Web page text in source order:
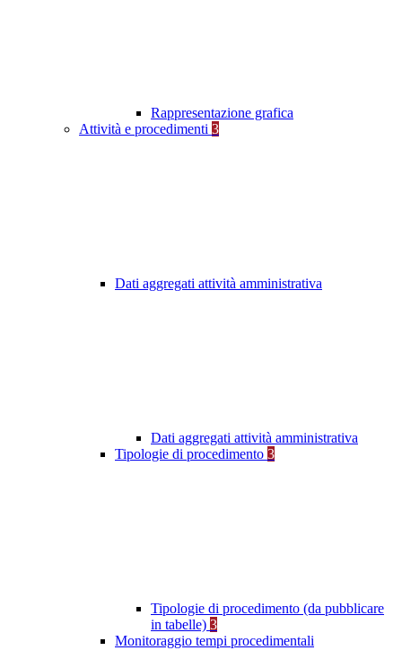
Rappresentazione grafica
Attività e procedimenti 3
Dati aggregati attività amministrativa
Dati aggregati attività amministrativa
Tipologie di procedimento 3
Tipologie di procedimento (da pubblicare
in tabelle) 3
Monitoraggio tempi procedimentali